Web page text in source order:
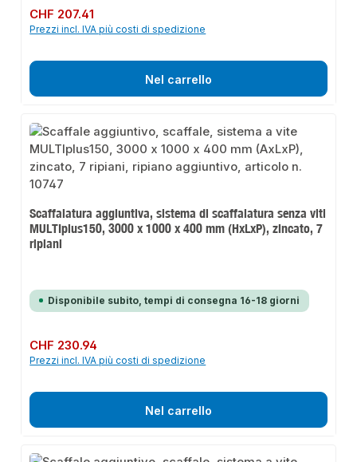
Prezzo normale:
CHF 207.41
Prezzi incl. IVA più costi di spedizione
Nel carrello
Scaffalatura aggiuntiva, sistema di scaffalatura senza viti
MULTIplus150, 3000 x 1000 x 400 mm (HxLxP), zincato, 7
ripiani
Disponibile subito, tempi di consegna 16-18 giorni
Prezzo normale:
CHF 230.94
Prezzi incl. IVA più costi di spedizione
Nel carrello